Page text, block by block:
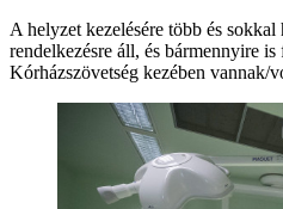
A helyzet kezelésére több és
rendelkezésre áll, és bármennyire is
Kórházszövetség kezében vannak/